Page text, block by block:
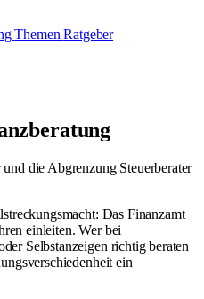
ThemenRatgeber
die Abgrenzung Steuerberater
Das Finanzamt
einleiten. Wer bei
Selbstanzeigen richtig beraten
ein